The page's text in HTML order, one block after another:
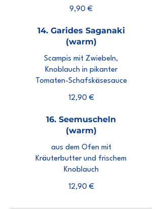
9,90 €
14. Garides Saganaki
(warm)
Scampis mit Zwiebeln,
Knoblauch in pikanter
Tomaten-Schafskäsesauce
12,90 €
16. Seemuscheln
(warm)
aus dem Ofen mit
Kräuterbutter und frischem
Knoblauch
12,90 €